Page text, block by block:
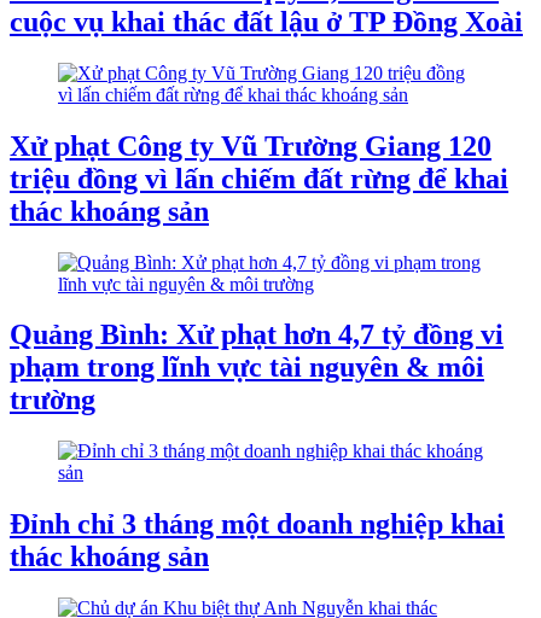
cuộc vụ khai thác đất lậu ở TP Đồng Xoài
Xử phạt Công ty Vũ Trường Giang 120
triệu đồng vì lấn chiếm đất rừng để khai
thác khoáng sản
Quảng Bình: Xử phạt hơn 4,7 tỷ đồng vi
phạm trong lĩnh vực tài nguyên & môi
trường
Đỉnh chỉ 3 tháng một doanh nghiệp khai
thác khoáng sản